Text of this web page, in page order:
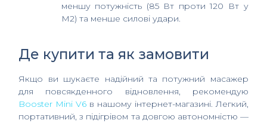
меншу потужність (85 Вт проти 120 Вт у
M2) та менше силові удари.
Де купити та як замовити
Якщо ви шукаєте надійний та потужний масажер
для повсякденного відновлення, рекомендую
Booster Mini V6 в нашому інтернет-магазині. Легкий,
портативний, з підігрівом та довгою автономністю —